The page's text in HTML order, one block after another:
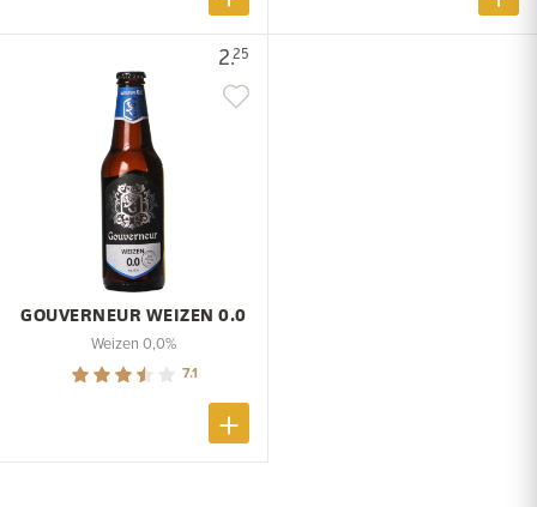
2.25
GOUVERNEUR WEIZEN 0.0
Weizen 0,0%
7.1